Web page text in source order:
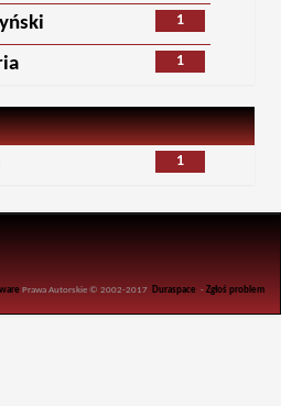
1
1
1
Prawa Autorskie © 2002-2017 Duraspace -Zgłoś problem